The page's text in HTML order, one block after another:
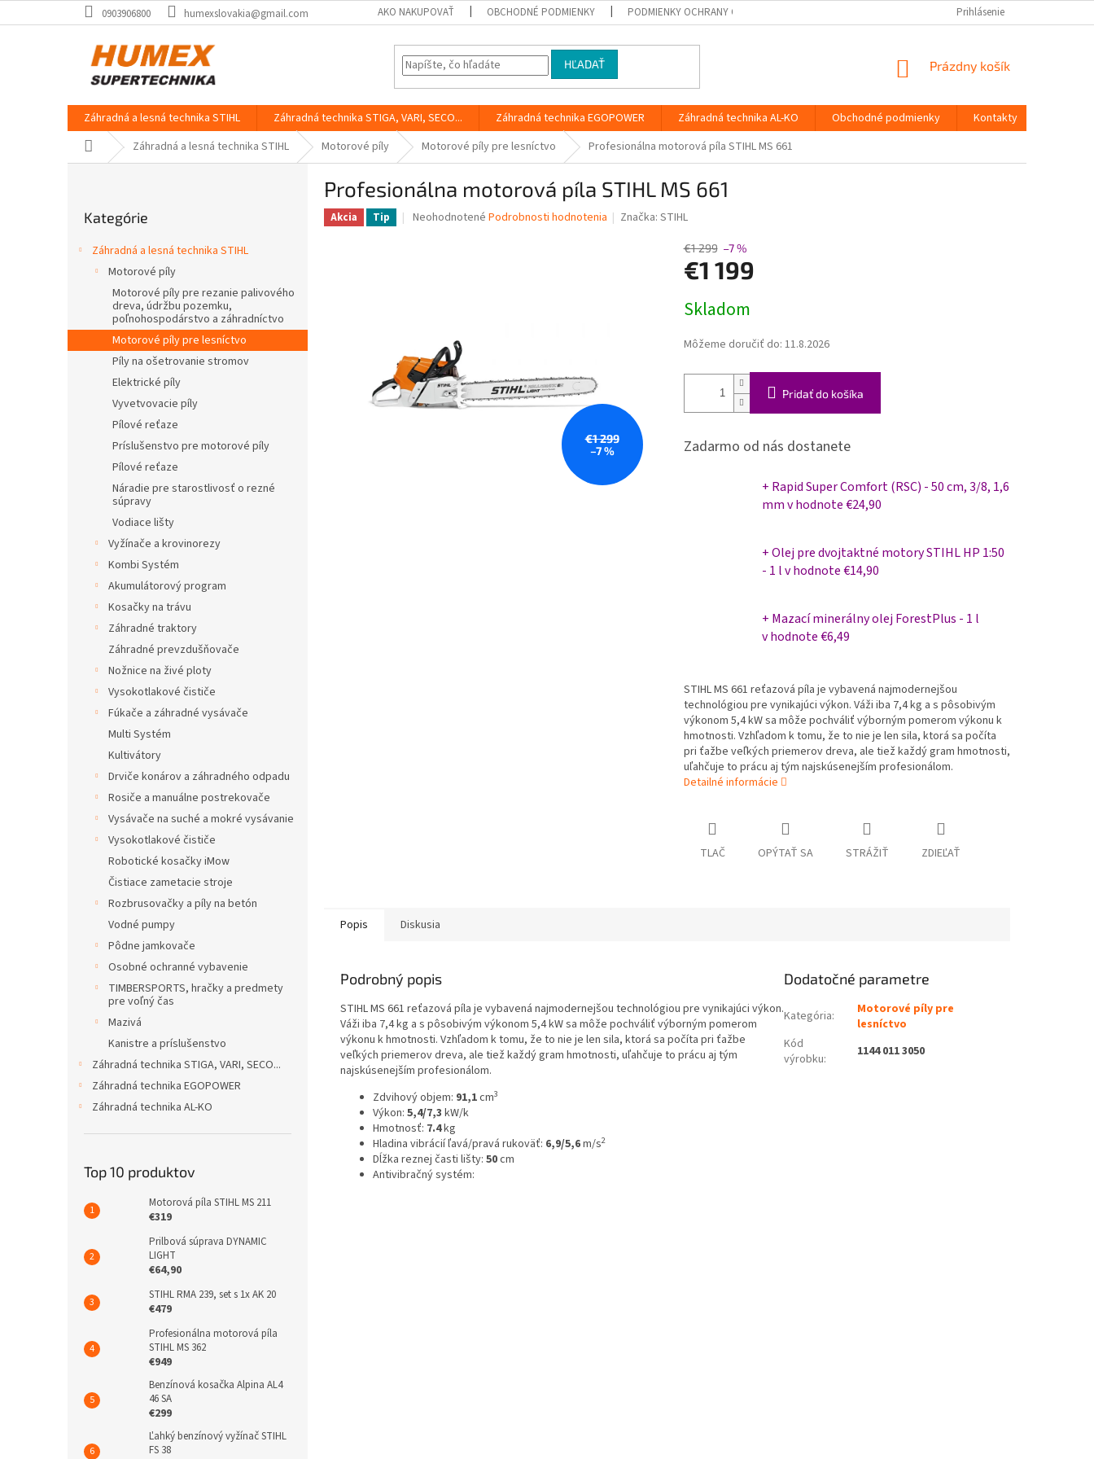
na
0903906800 humexslovakia@gmail.com AKO NAKUPOVAŤ OBCHODNÉ PODMIENKY PODMIENKY OCHRANY OSOBNÝCH ÚDAJOV Prihlásenie
HĽADAŤ
NÁKUPNÝ
Prázdny košík
Záhradná a lesná technika STIHL Záhradná technika STIGA, VARI, SECO... Záhradná technika EGOPOWER Záhradná technika AL-KO Obchodné podmienky
Kontakty
Domov Záhradná a lesná technika STIHL Motorové píly Motorové píly pre lesníctvo Profesionálna motorová píla STIHL MS 661
l
kategórie
Kategórie
Záhradná a lesná technika STIHL
Motorové píly
Motorové píly pre rezanie palivového
dreva, údržbu pozemku,
poľnohospodárstvo a záhradníctvo
Motorové píly pre lesníctvo
Píly na ošetrovanie stromov
Elektrické píly
Vyvetvovacie píly
Pílové reťaze
Príslušenstvo pre motorové píly
Pílové reťaze
Náradie pre starostlivosť o rezné
súpravy
Vodiace lišty
Vyžínače a krovinorezy
Kombi Systém
Akumulátorový program
Kosačky na trávu
Záhradné traktory
Záhradné prevzdušňovače
Nožnice na živé ploty
Vysokotlakové čističe
Fúkače a záhradné vysávače
Multi Systém
Kultivátory
Drviče konárov a záhradného odpadu
Rosiče a manuálne postrekovače
Vysávače na suché a mokré vysávanie
Vysokotlakové čističe
Robotické kosačky iMow
Čistiace zametacie stroje
Rozbrusovačky a píly na betón
Vodné pumpy
Pôdne jamkovače
Osobné ochranné vybavenie
TIMBERSPORTS, hračky a predmety
pre voľný čas
Mazivá
Kanistre a príslušenstvo
Záhradná technika STIGA, VARI, SECO...
Záhradná technika EGOPOWER
Záhradná technika AL-KO
Top 10 produktov
Motorová píla STIHL MS 211
€319
Prilbová súprava DYNAMIC
LIGHT
€64,90
STIHL RMA 239, set s 1x AK 20
€479
Profesionálna motorová píla
STIHL MS 362
€949
Benzínová kosačka Alpina AL4
46 SA
€299
Ľahký benzínový vyžínač STIHL
FS 38
Profesionálna motorová píla STIHL MS 661
Akcia Tip
Priemerné
Neohodnotené Podrobnosti hodnotenia Značka:STIHL
€1 299
–7 %
€1 299 –7 %
€1 199
cena:
Skladom
Môžeme doručiť do: 11.8.2026
Pridať do košíka
Zadarmo od nás dostanete
+ Rapid Super Comfort (RSC) - 50 cm, 3/8, 1,6
mmv hodnote €24,90
+ Olej pre dvojtaktné motory STIHL HP 1:50
- 1 lv hodnote €14,90
+ Mazací minerálny olej ForestPlus - 1 l
v hodnote €6,49
STIHL MS 661 reťazová píla je vybavená najmodernejšou
technológiou pre vynikajúci výkon. Váži iba 7,4 kg a s pôsobivým
výkonom 5,4 kW sa môže pochváliť výborným pomerom výkonu k
hmotnosti. Vzhľadom k tomu, že to nie je len sila, ktorá sa počíta
pri ťažbe veľkých priemerov dreva, ale tiež každý gram hmotnosti,
uľahčuje to prácu aj tým najskúsenejším profesionálom.
Detailné informácie
TLAČ OPÝTAŤ SA STRÁŽIŤ ZDIEĽAŤ
Popis Diskusia
Podrobný popis
STIHL MS 661 reťazová píla je vybavená najmodernejšou technológiou pre vynikajúci výkon.
Váži iba 7,4 kg a s pôsobivým výkonom 5,4 kW sa môže pochváliť výborným pomerom
výkonu k hmotnosti. Vzhľadom k tomu, že to nie je len sila, ktorá sa počíta pri ťažbe
veľkých priemerov dreva, ale tiež každý gram hmotnosti, uľahčuje to prácu aj tým
najskúsenejším profesionálom.
Zdvihový objem: 91,1cm3
Výkon: 5,4/7,3 kW/k
Hmotnosť: 7.4kg
Hladina vibrácií ľavá/pravá rukoväť: 6,9/5,6m/s2
Dĺžka reznej časti lišty: 50cm
Antivibračný systém:
Dodatočné parametre
Kategória:
Motorové píly pre
lesníctvo
Kód
výrobku: 1144 011 3050